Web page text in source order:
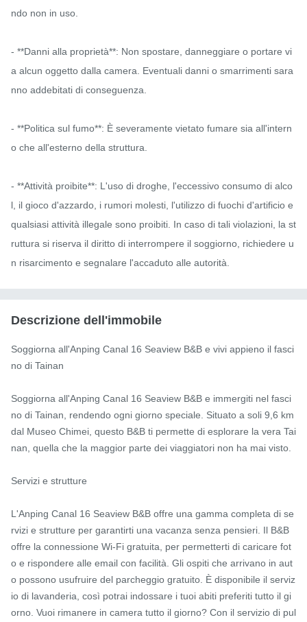
ndo non in uso.
- **Danni alla proprietà**: Non spostare, danneggiare o portare vi
a alcun oggetto dalla camera. Eventuali danni o smarrimenti sara
nno addebitati di conseguenza.
- **Politica sul fumo**: È severamente vietato fumare sia all'intern
o che all'esterno della struttura.
- **Attività proibite**: L'uso di droghe, l'eccessivo consumo di alco
l, il gioco d'azzardo, i rumori molesti, l'utilizzo di fuochi d'artificio e
qualsiasi attività illegale sono proibiti. In caso di tali violazioni, la st
ruttura si riserva il diritto di interrompere il soggiorno, richiedere u
n risarcimento e segnalare l'accaduto alle autorità.
Descrizione dell'immobile
Soggiorna all'Anping Canal 16 Seaview B&B e vivi appieno il fasci
no di Tainan
Soggiorna all'Anping Canal 16 Seaview B&B e immergiti nel fasci
no di Tainan, rendendo ogni giorno speciale. Situato a soli 9,6 km
dal Museo Chimei, questo B&B ti permette di esplorare la vera Tai
nan, quella che la maggior parte dei viaggiatori non ha mai visto.
Servizi e strutture
L'Anping Canal 16 Seaview B&B offre una gamma completa di se
rvizi e strutture per garantirti una vacanza senza pensieri. Il B&B
offre la connessione Wi-Fi gratuita, per permetterti di caricare fot
o e rispondere alle email con facilità. Gli ospiti che arrivano in aut
o possono usufruire del parcheggio gratuito. È disponibile il serviz
io di lavanderia, così potrai indossare i tuoi abiti preferiti tutto il gi
orno. Vuoi rimanere in camera tutto il giorno? Con il servizio di pul